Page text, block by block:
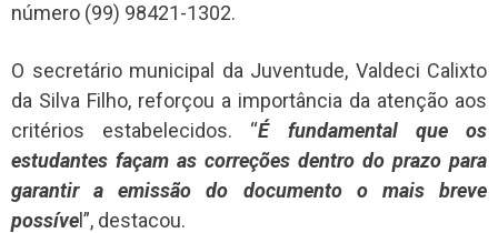
número (99) 98421-1302.
O secretário municipal da Juventude, Valdeci Calixto
da Silva Filho, reforçou a importância da atenção aos
critérios estabelecidos. “É fundamental que os
estudantes façam as correções dentro do prazo para
garantir a emissão do documento o mais breve
possível”, destacou.